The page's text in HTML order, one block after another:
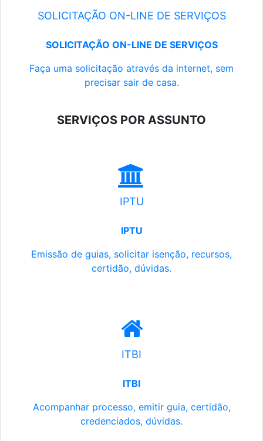
SOLICITAÇÃO ON-LINE DE SERVIÇOS
SOLICITAÇÃO ON-LINE DE SERVIÇOS
Faça uma solicitação através da internet, sem
precisar sair de casa.
SERVIÇOS POR ASSUNTO
IPTU
IPTU
Emissão de guias, solicitar isenção, recursos,
certidão, dúvidas.
ITBI
ITBI
Acompanhar processo, emitir guia, certidão,
credenciados, dúvidas.